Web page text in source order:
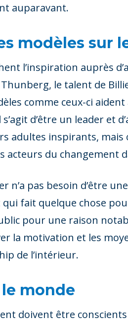
auparavant.
modèles sur
l’inspiration auprès
le talent de
comme ceux-ci
d’être un leader et
adultes inspirants, mais
du changement
n’a pas besoin d’être
qui fait quelque chose
pour une raison
la motivation et les
de l’intérieur.
monde
doivent être